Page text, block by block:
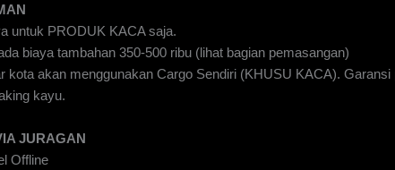
untuk PRODUK KACA saja.
biaya tambahan 350-500 ribu (lihat bagian pemasangan)
kota akan menggunakan Cargo Sendiri (KHUSU KACA).
kayu.
JURAGAN
Offline